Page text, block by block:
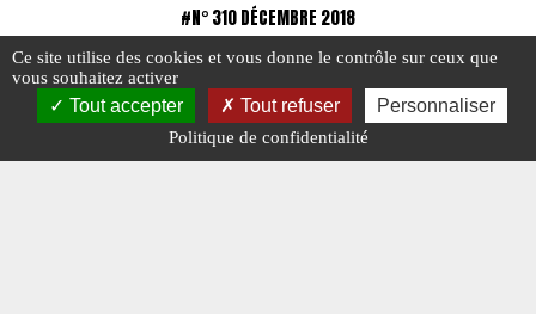
#N° 310 DÉCEMBRE 2018
Ce site utilise des cookies et vous donne le contrôle sur ceux que
vous souhaitez activer
Tout accepter Tout refuser Personnaliser
Politique de confidentialité